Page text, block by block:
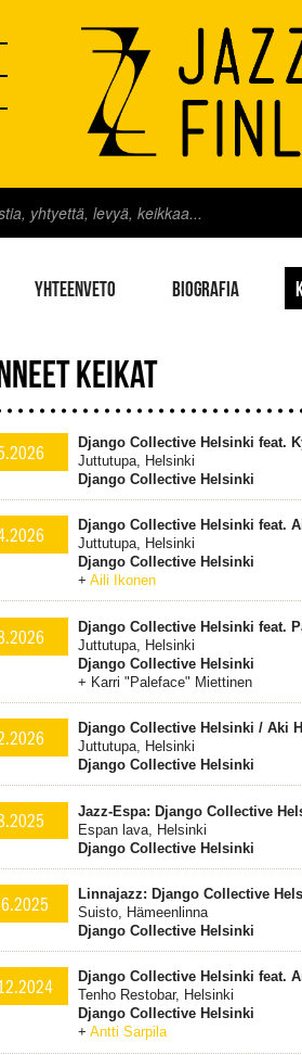
YHTEENVETO BIOGRAFIA
KEIKAT
Django Collective Helsinki feat.
Juttutupa, Helsinki
Django Collective Helsinki
Django Collective Helsinki feat.
Juttutupa, Helsinki
Django Collective Helsinki
+ Aili Ikonen
Django Collective Helsinki feat.
Juttutupa, Helsinki
Django Collective Helsinki
+ Karri "Paleface" Miettinen
Django Collective Helsinki / Aki
Juttutupa, Helsinki
Django Collective Helsinki
Jazz-Espa: Django Collective
Espan lava, Helsinki
Django Collective Helsinki
Linnajazz: Django Collective
Suisto, Hämeenlinna
Django Collective Helsinki
Django Collective Helsinki feat.
Tenho Restobar, Helsinki
Django Collective Helsinki
+ Antti Sarpila